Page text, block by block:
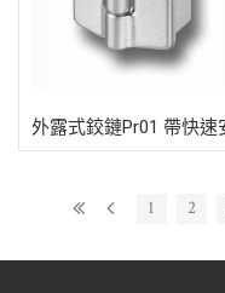
1 2